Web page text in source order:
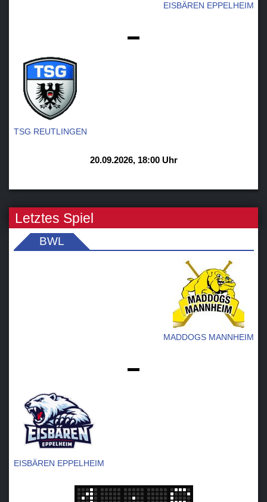
EISBÄREN EPPELHEIM
TSG REUTLINGEN
20.09.2026, 18:00 Uhr
Letztes Spiel
BWL
MADDOGS MANNHEIM
-
EISBÄREN EPPELHEIM